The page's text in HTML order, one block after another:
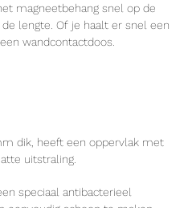
magneetbehang snel op de
lengte. Of je haalt er snel een
wandcontactdoos.
dik, heeft een oppervlak met
uitstraling.
speciaal antibacterieel